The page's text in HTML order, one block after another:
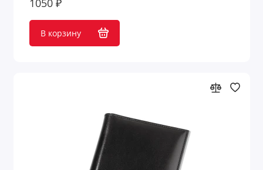
Перекус в рабочее время
1050 ₽
В корзину